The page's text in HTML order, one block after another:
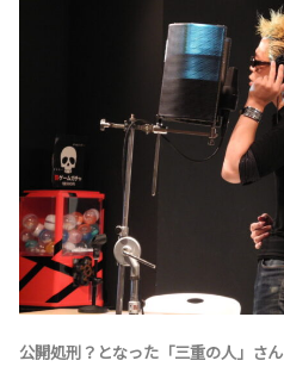
公開処刑？となった「三重の人」さん